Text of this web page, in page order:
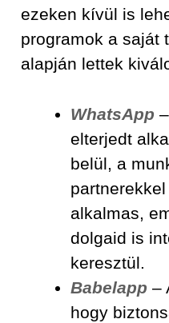
ezeken kívül is
programok a saját
alapján lettek
WhatsApp
elterjedt
belül, a
alkalmas,
dolgaid is
keresztül.
Babelapp –
hogy